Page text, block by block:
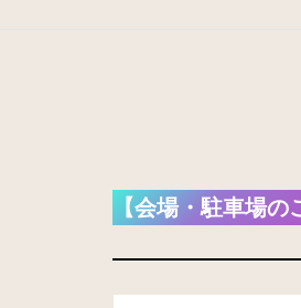
【会場・駐車場の